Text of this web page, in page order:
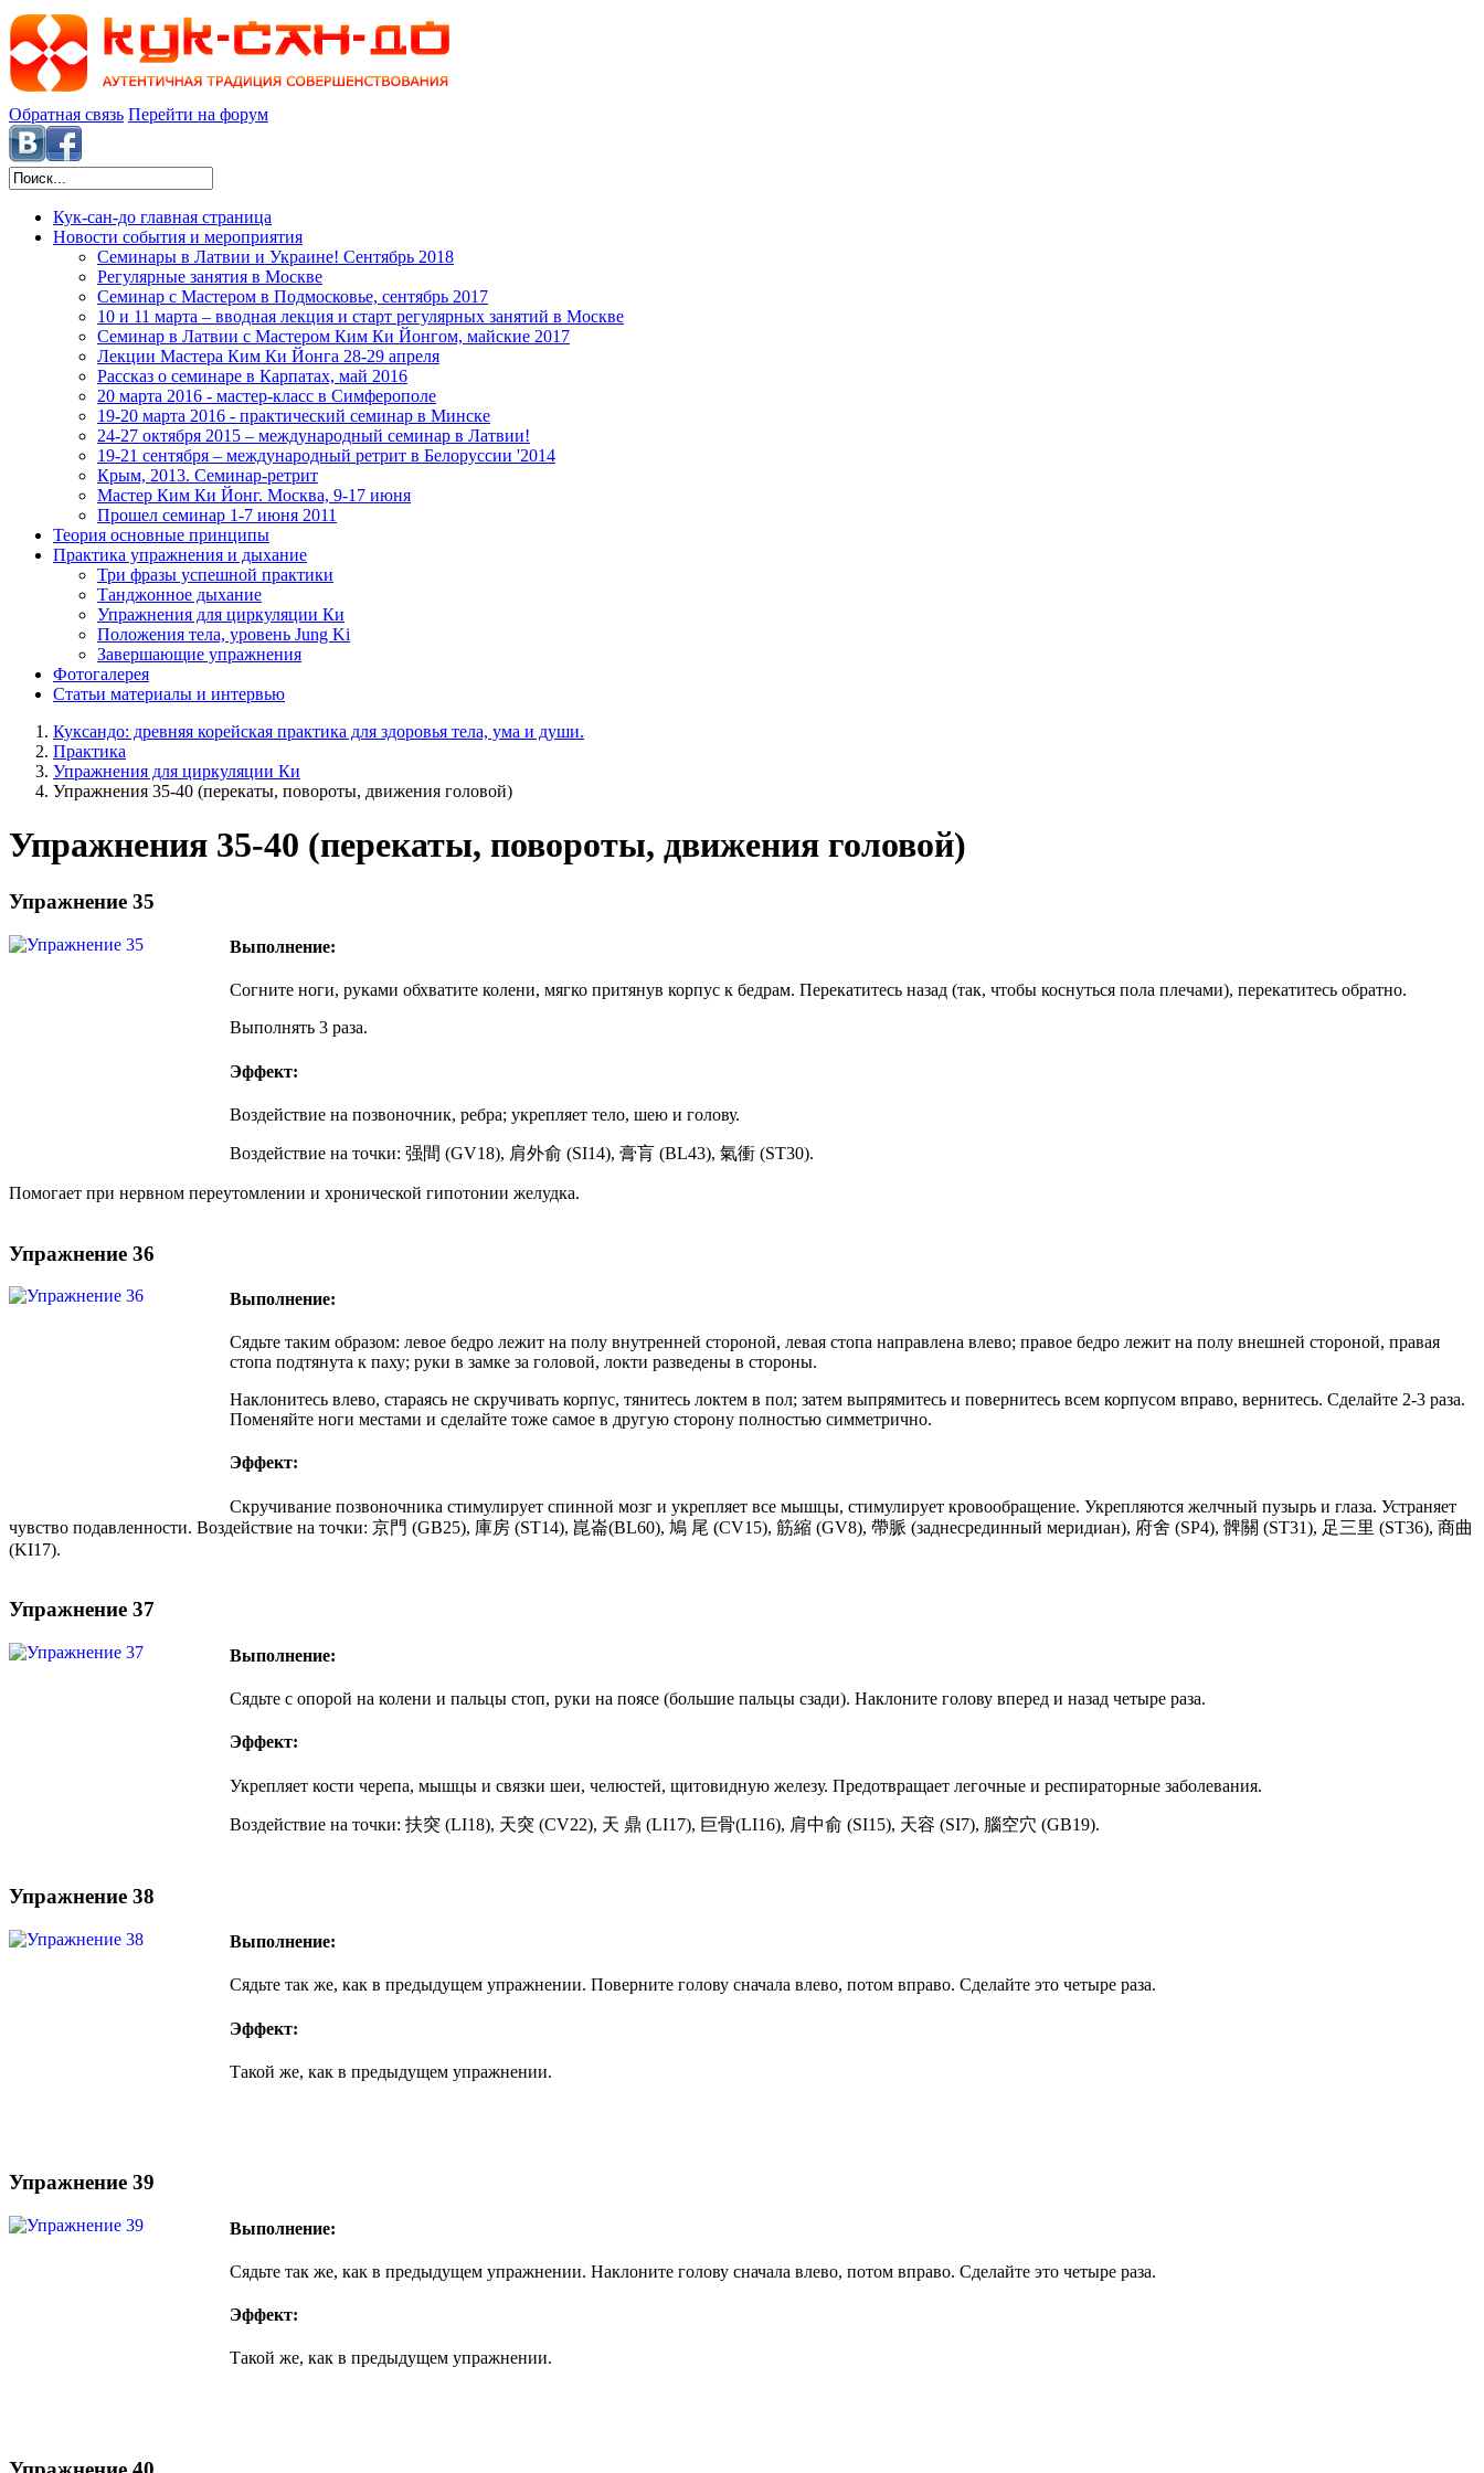
Обратная связь Перейти на форум
Кук-сан-до главная страница
Новости события и мероприятия
Семинары в Латвии и Украине! Сентябрь 2018
Регулярные занятия в Москве
Семинар с Мастером в Подмосковье, сентябрь 2017
10 и 11 марта – вводная лекция и старт регулярных занятий в Москве
Семинар в Латвии с Мастером Ким Ки Йонгом, майские 2017
Лекции Мастера Ким Ки Йонга 28-29 апреля
Рассказ о семинаре в Карпатах, май 2016
20 марта 2016 - мастер-класс в Симферополе
19-20 марта 2016 - практический семинар в Минске
24-27 октября 2015 – международный семинар в Латвии!
19-21 сентября – международный ретрит в Белоруссии '2014
Крым, 2013. Семинар-ретрит
Мастер Ким Ки Йонг. Москва, 9-17 июня
Прошел семинар 1-7 июня 2011
Теория основные принципы
Практика упражнения и дыхание
Три фразы успешной практики
Танджонное дыхание
Упражнения для циркуляции Ки
Положения тела, уровень Jung Ki
Завершающие упражнения
Фотогалерея
Статьи материалы и интервью
Куксандо: древняя корейская практика для здоровья тела, ума и души.
Практика
Упражнения для циркуляции Ки
Упражнения 35-40 (перекаты, повороты, движения головой)
Упражнения 35-40 (перекаты, повороты, движения головой)
Упражнение 35
Выполнение:
Согните ноги, руками обхватите колени, мягко притянув корпус к бедрам. Перекатитесь назад (так, чтобы коснуться пола плечами), перекатитесь обратно.
Выполнять 3 раза.
Эффект:
Воздействие на позвоночник, ребра; укрепляет тело, шею и голову.
Воздействие на точки: 强間 (GV18), 肩外俞 (SI14), 膏肓 (BL43), 氣衝 (ST30).
Помогает при нервном переутомлении и хронической гипотонии желудка.
Упражнение 36
Выполнение:
Сядьте таким образом: левое бедро лежит на полу внутренней стороной, левая стопа направлена влево; правое бедро лежит на полу внешней стороной, правая
стопа подтянута к паху; руки в замке за головой, локти разведены в стороны.
Наклонитесь влево, стараясь не скручивать корпус, тянитесь локтем в пол; затем выпрямитесь и повернитесь всем корпусом вправо, вернитесь. Сделайте 2-3 раза.
Поменяйте ноги местами и сделайте тоже самое в другую сторону полностью симметрично.
Эффект:
Скручивание позвоночника стимулирует спинной мозг и укрепляет все мышцы, стимулирует кровообращение. Укрепляются желчный пузырь и глаза. Устраняет
чувство подавленности. Воздействие на точки: 京門 (GB25), 庫房 (ST14), 崑崙(BL60), 鳩 尾 (CV15), 筋縮 (GV8), 帶脈 (заднесрединный меридиан), 府舍 (SP4), 髀關 (ST31), 足三里 (ST36), 商曲
(KI17).
Упражнение 37
Выполнение:
Сядьте с опорой на колени и пальцы стоп, руки на поясе (большие пальцы сзади). Наклоните голову вперед и назад четыре раза.
Эффект:
Укрепляет кости черепа, мышцы и связки шеи, челюстей, щитовидную железу. Предотвращает легочные и респираторные заболевания.
Воздействие на точки: 扶突 (LI18), 天突 (CV22), 天 鼎 (LI17), 巨骨(LI16), 肩中俞 (SI15), 天容 (SI7), 腦空穴 (GB19).
Упражнение 38
Выполнение:
Сядьте так же, как в предыдущем упражнении. Поверните голову сначала влево, потом вправо. Сделайте это четыре раза.
Эффект:
Такой же, как в предыдущем упражнении.
Упражнение 39
Выполнение:
Сядьте так же, как в предыдущем упражнении. Наклоните голову сначала влево, потом вправо. Сделайте это четыре раза.
Эффект:
Такой же, как в предыдущем упражнении.